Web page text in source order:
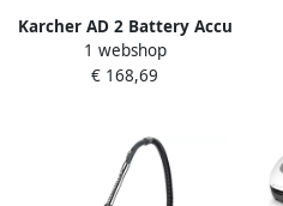
Karcher AD 2 Battery Accu
Asstofzuiger 1.348-300.0
1 webshop
€ 168,69